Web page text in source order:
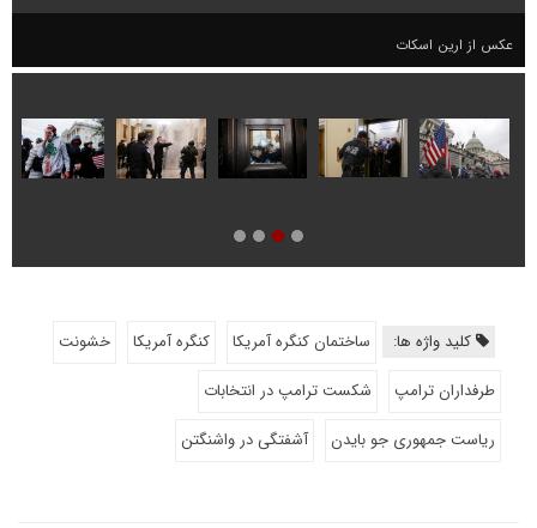
عکس از ارین اسکات
کلید واژه ها: ساختمان کنگره آمریکا کنگره آمریکا
خشونت
طرفداران ترامپ
شکست ترامپ در انتخابات
ریاست جمهوری جو بایدن
آشفتگی در واشنگتن